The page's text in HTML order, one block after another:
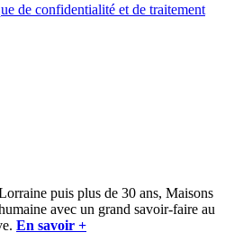
de confidentialité et de traitement
puis plus de 30 ans, Maisons
avec un grand savoir-faire au
En savoir +